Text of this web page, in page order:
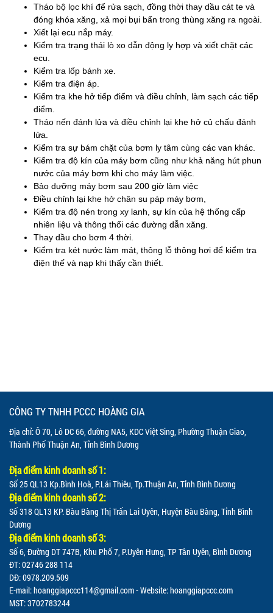
Tháo bộ lọc khí để rửa sạch, đồng thời thay dầu cát te và
đóng khóa xăng, xả mọi bụi bẩn trong thùng xăng ra ngoài.
Xiết lại ecu nắp máy.
Kiểm tra trạng thái lò xo dẫn động ly hợp và xiết chặt các
ecu.
Kiểm tra lốp bánh xe.
Kiểm tra điện áp.
Kiểm tra khe hở tiếp điểm và điều chỉnh, làm sạch các tiếp
điểm.
Tháo nến đánh lửa và điều chỉnh lại khe hở củ chấu đánh
lửa.
Kiểm tra sự bám chặt của bơm ly tâm cùng các van khác.
Kiểm tra độ kín của máy bơm cũng như khả năng hút phun
nước của máy bơm khi cho máy làm việc.
Bảo dưỡng máy bơm sau 200 giờ làm việc
Điều chỉnh lại khe hở chân su páp máy bơm,
Kiểm tra độ nén trong xy lanh, sự kín của hệ thống cấp
nhiên liệu và thông thổi các đường dẫn xăng.
Thay dầu cho bơm 4 thời.
Kiểm tra két nước làm mát, thông lỗ thông hơi để kiểm tra
điện thế và nạp khi thấy cần thiết.
CÔNG TY TNHH PCCC HOÀNG GIA
Địa chỉ: Ô 70, Lô DC 66, đường NA5, KDC Việt Sing, Phường Thuận Giao,
Thành Phố Thuận An, Tỉnh Bình Dương
Địa điểm kinh doanh số 1:
Số 25 QL13 Kp.Bình Hoà, P.Lái Thiêu, Tp.Thuận An, Tỉnh Bình Dương
Địa điểm kinh doanh số 2:
Số 318 QL13 KP. Bàu Bàng Thị Trấn Lai Uyên, Huyện Bàu Bàng, Tỉnh Bình
Dương
Địa điểm kinh doanh số 3:
Số 6, Đường DT 747B, Khu Phố 7, P.Uyên Hưng, TP Tân Uyên, Bình Dương
ĐT: 02746 288 114
DĐ: 0978.209.509
E-mail:hoanggiapccc114@gmail.com- Website: hoanggiapccc.com
MST: 3702783244